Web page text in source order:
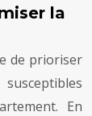
la
de prioriser
En